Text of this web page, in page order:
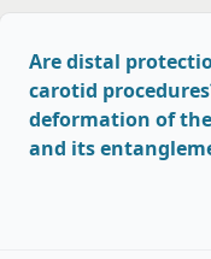
Are distal
carotid
deformation of
and its